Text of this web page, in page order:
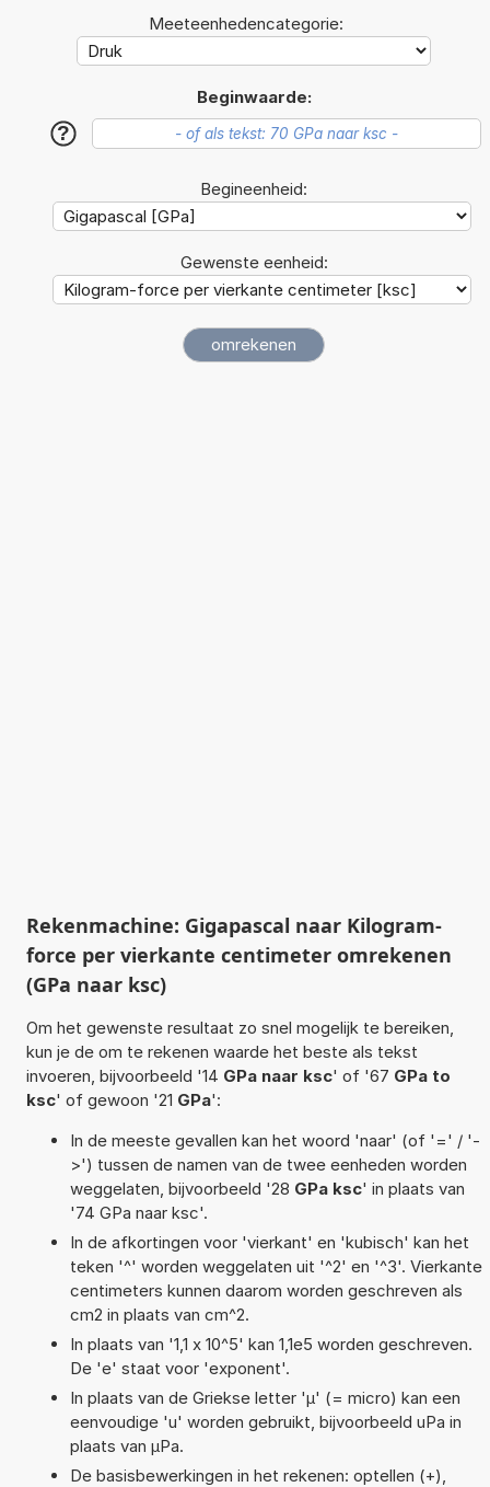
Meeteenhedencategorie:
Beginwaarde:
?
Begineenheid:
Gewenste eenheid:
Rekenmachine: Gigapascal naar Kilogram-
force per vierkante centimeter omrekenen
(GPa naar ksc)
Om het gewenste resultaat zo snel mogelijk te bereiken,
kun je de om te rekenen waarde het beste als tekst
invoeren, bijvoorbeeld '14 GPa naar ksc' of '67 GPa to
ksc' of gewoon '21 GPa':
In de meeste gevallen kan het woord 'naar' (of '=' / '-
>') tussen de namen van de twee eenheden worden
weggelaten, bijvoorbeeld '28 GPa ksc' in plaats van
'74 GPa naar ksc'.
In de afkortingen voor 'vierkant' en 'kubisch' kan het
teken '^' worden weggelaten uit '^2' en '^3'. Vierkante
centimeters kunnen daarom worden geschreven als
cm2 in plaats van cm^2.
In plaats van '1,1 x 10^5' kan 1,1e5 worden geschreven.
De 'e' staat voor 'exponent'.
In plaats van de Griekse letter 'µ' (= micro) kan een
eenvoudige 'u' worden gebruikt, bijvoorbeeld uPa in
plaats van µPa.
De basisbewerkingen in het rekenen: optellen (+),